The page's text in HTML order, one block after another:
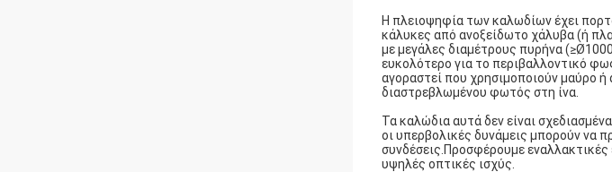
Η πλειοψηφία των καλωδίων έχει
κάλυκες από ανοξείδωτο χάλυβα (ή
με μεγάλες διαμέτρους πυρήνα
ευκολότερο για το περιβαλλοντικό
αγοραστεί που χρησιμοποιούν μαύρο
διαστρεβλωμένου φωτός στη ίνα.
Τα καλώδια αυτά δεν είναι
οι υπερβολικές δυνάμεις μπορούν να
συνδέσεις.Προσφέρουμε εναλλακτικές
υψηλές οπτικές ισχύς.